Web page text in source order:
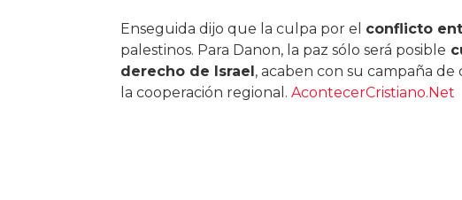
Enseguida dijo que la culpa por el conflicto
palestinos. Para Danon, la paz sólo será posible
derecho de Israel, acaben con su campaña
la cooperación regional. AcontecerCristiano.Net